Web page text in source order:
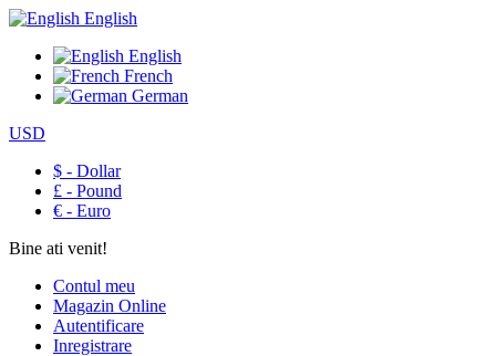
English
English
French
German
USD
$ - Dollar
£ - Pound
€ - Euro
Bine ati venit!
Contul meu
Magazin Online
Autentificare
Inregistrare